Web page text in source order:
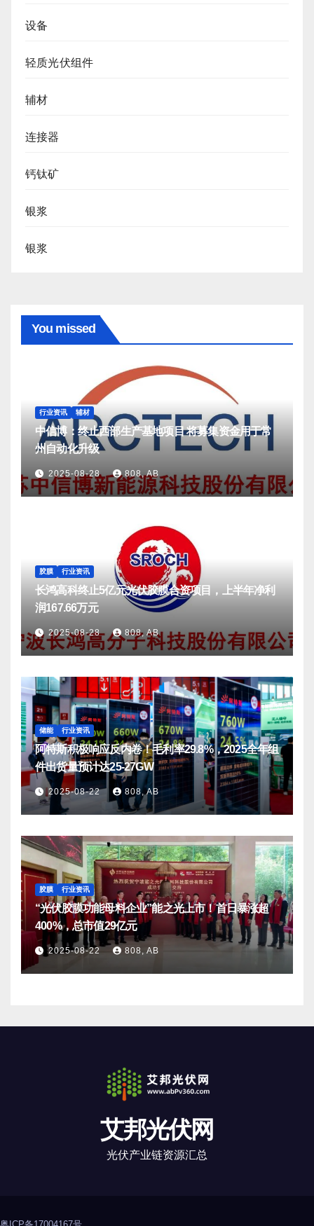
设备
轻质光伏组件
辅材
连接器
钙钛矿
银浆
银浆
You missed
行业资讯 辅材
中信博：终止西部生产基地项目 将募集资金用于常
州自动化升级
2025-08-28 808, AB
胶膜 行业资讯
长鸿高科终止5亿元光伏胶膜合资项目，上半年净利
润167.66万元
2025-08-28 808, AB
储能 行业资讯
阿特斯积极响应反内卷！毛利率29.8%，2025全年组
件出货量预计达25-27GW
2025-08-22 808, AB
胶膜 行业资讯
“光伏胶膜功能母料企业”能之光上市！首日暴涨超
400%，总市值29亿元
2025-08-22 808, AB
艾邦光伏网
光伏产业链资源汇总